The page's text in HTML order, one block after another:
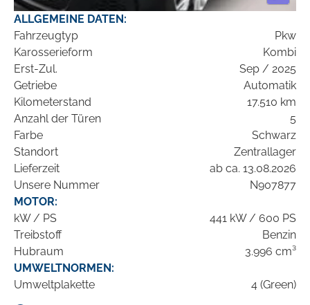
ALLGEMEINE DATEN:
Fahrzeugtyp
Pkw
Karosserieform
Kombi
Erst-Zul.
Sep / 2025
Getriebe
Automatik
Kilometerstand
17.510 km
Anzahl der Türen
5
Farbe
Schwarz
Standort
Zentrallager
Lieferzeit
ab ca. 13.08.2026
Unsere Nummer
N907877
MOTOR:
kW / PS
441 kW / 600 PS
Treibstoff
Benzin
Hubraum
3.996 cm³
UMWELTNORMEN:
Umweltplakette
4 (Green)